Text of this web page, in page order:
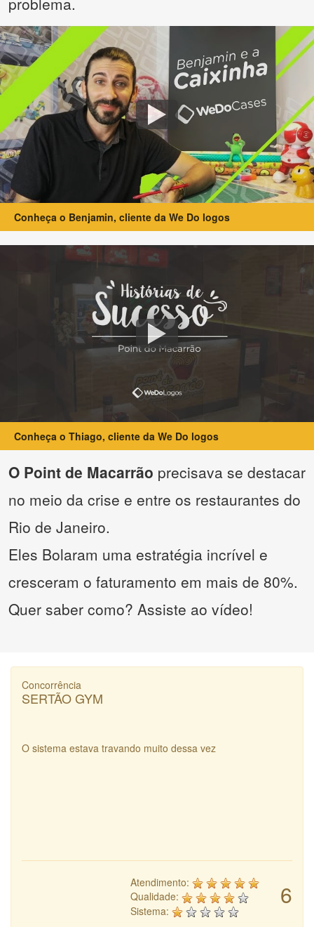
Conheça o Benjamin, cliente da We Do logos
Conheça o Thiago, cliente da We Do logos
O Point de Macarrão precisava se destacar
no meio da crise e entre os restaurantes do
Rio de Janeiro.
Eles Bolaram uma estratégia incrível e
cresceram o faturamento em mais de 80%.
Quer saber como? Assiste ao vídeo!
Concorrência
SERTÃO GYM
O sistema estava travando muito dessa vez
6
Atendimento:
Qualidade:
Sistema: